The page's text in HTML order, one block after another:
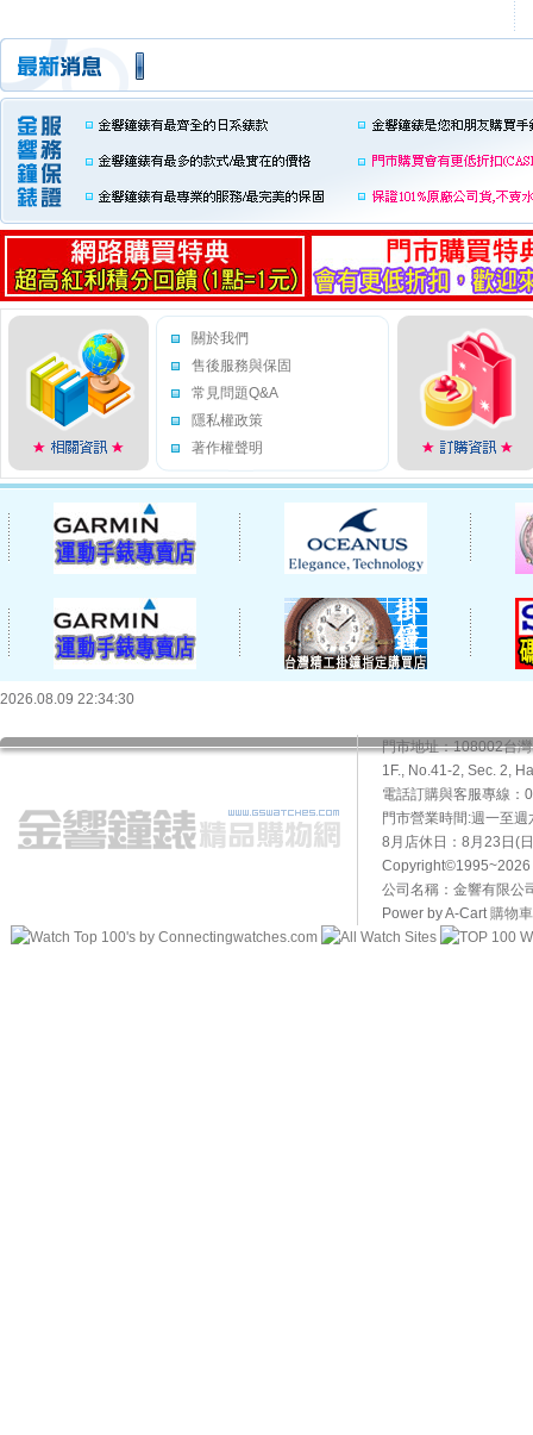
關於我們
售後服務與保固
常見問題Q&A
隱私權政策
著作權聲明
2026.08.09 22:34:30
門市地址：108002台
1F., No.41-2, Sec. 2,
電話訂購與客服專線
門市營業時間:週一至
8月店休日：8月23日(
Copyright©1995~2026
公司名稱：金響有限公
Power by A-Cart 購物車